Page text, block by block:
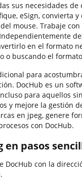
sus necesidades de
eSign, convierta y
mouse. Trabaje
en el formato
o buscando el
para
DocHub es un
para aquellos
y mejore la gestión
en jpeg, genere
con DocHub.
pasos
DocHub con la